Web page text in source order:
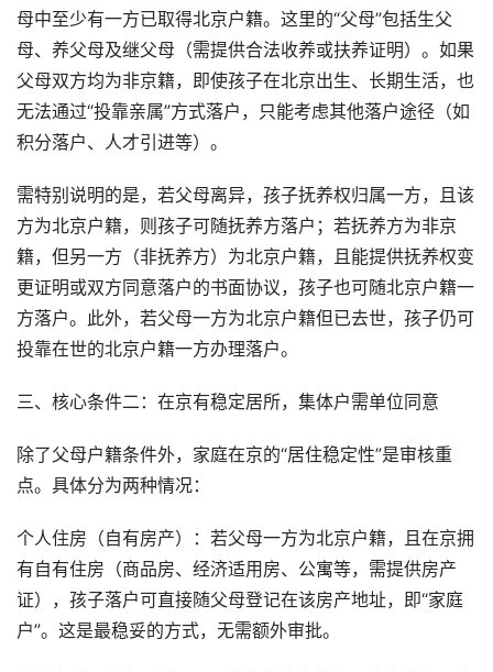
母中至少有一方已取得北京户籍。这里的“父母”包括生父
母、养父母及继父母（需提供合法收养或扶养证明）。如果
父母双方均为非京籍，即使孩子在北京出生、长期生活，也
无法通过“投靠亲属”方式落户，只能考虑其他落户途径（如
积分落户、人才引进等）。
需特别说明的是，若父母离异，孩子抚养权归属一方，且该
方为北京户籍，则孩子可随抚养方落户；若抚养方为非京
籍，但另一方（非抚养方）为北京户籍，且能提供抚养权变
更证明或双方同意落户的书面协议，孩子也可随北京户籍一
方落户。此外，若父母一方为北京户籍但已去世，孩子仍可
投靠在世的北京户籍一方办理落户。
三、核心条件二：在京有稳定居所，集体户需单位同意
除了父母户籍条件外，家庭在京的“居住稳定性”是审核重
点。具体分为两种情况：
个人住房（自有房产）：若父母一方为北京户籍，且在京拥
有自有住房（商品房、经济适用房、公寓等，需提供房产
证），孩子落户可直接随父母登记在该房产地址，即“家庭
户”。这是最稳妥的方式，无需额外审批。